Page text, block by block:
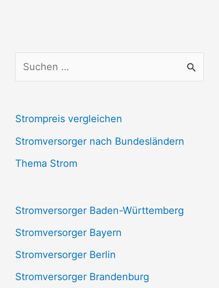
u
h
e
n
h
:
Strompreis vergleichen
Stromversorger nach Bundesländern
Thema Strom
Stromversorger Baden-Württemberg
Stromversorger Bayern
Stromversorger Berlin
Stromversorger Brandenburg